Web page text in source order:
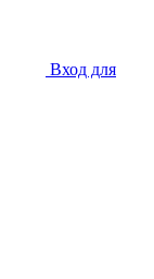
Вход для